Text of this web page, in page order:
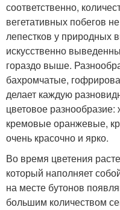
соответственно,
вегетативных побегов
лепестков у природных
искусственно
гораздо выше.
бахромчатые,
делает каждую
цветовое
кремовые оранжевые,
очень красочно и ярко.
Во время цветения
который наполняет
на месте бутонов
большим количеством